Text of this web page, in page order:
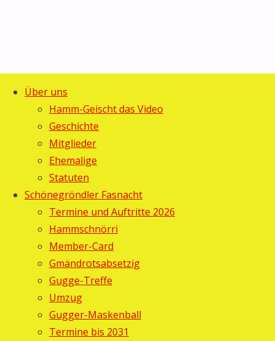
Über uns
Hamm-Geischt das Video
Geschichte
Mitglieder
Ehemalige
Statuten
Schönegröndler Fasnacht
Termine und Auftritte 2026
Hammschnörri
Member-Card
Gmändrotsabsetzig
Gugge-Treffe
Umzug
Gugger-Maskenball
Termine bis 2031
Start
Allgemein
Zeltfescht
2010: Kliby
& Caroline
Zeltfescht
2010:
Kliby
&
Caroline
Gebi28.
August
201028.
August
Lömpe, Schönengrund